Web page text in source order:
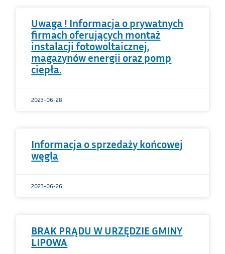
Uwaga ! Informacja o prywatnych
firmach oferujących montaż
instalacji fotowoltaicznej,
magazynów energii oraz pomp
ciepła.
2023-06-28
Informacja o sprzedaży końcowej
węgla
2023-06-26
BRAK PRĄDU W URZĘDZIE GMINY
LIPOWA